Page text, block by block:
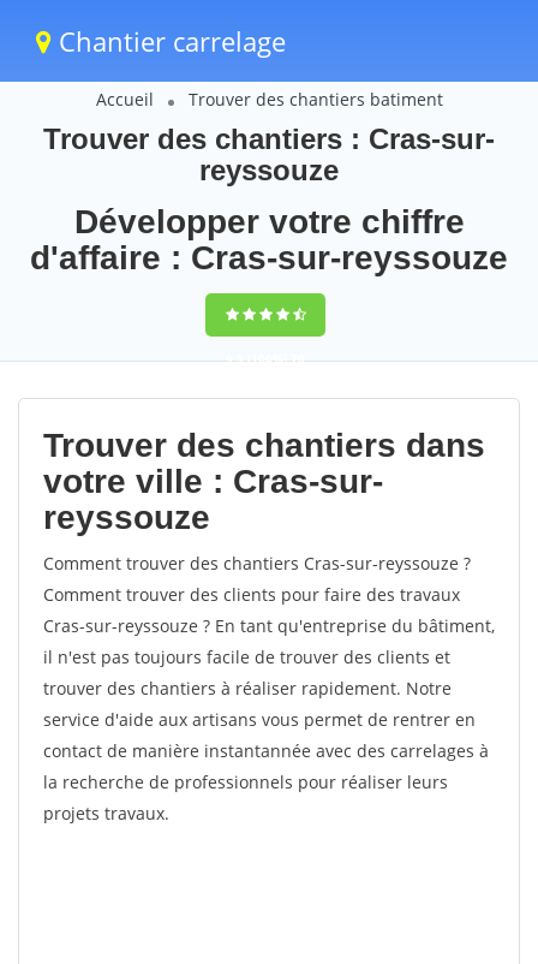
Chantier carrelage
Accueil Trouver des chantiers batiment
Trouver des chantiers : Cras-sur-
reyssouze
Développer votre chiffre
d'affaire : Cras-sur-reyssouze
9,5(100%)70
votes
Trouver des chantiers dans
votre ville : Cras-sur-
reyssouze
Comment trouver des chantiers Cras-sur-reyssouze ?
Comment trouver des clients pour faire des travaux
Cras-sur-reyssouze ? En tant qu'entreprise du bâtiment,
il n'est pas toujours facile de trouver des clients et
trouver des chantiers à réaliser rapidement. Notre
service d'aide aux artisans vous permet de rentrer en
contact de manière instantannée avec des carrelages à
la recherche de professionnels pour réaliser leurs
projets travaux.